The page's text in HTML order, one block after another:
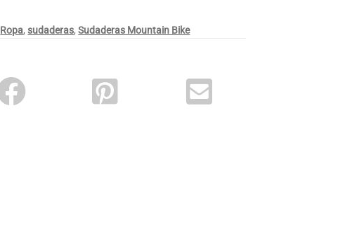
Ropa,sudaderas,Sudaderas Mountain Bike